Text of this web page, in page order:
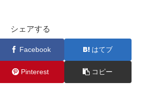
シェアする
Facebook はてブ
Pinterest コピー